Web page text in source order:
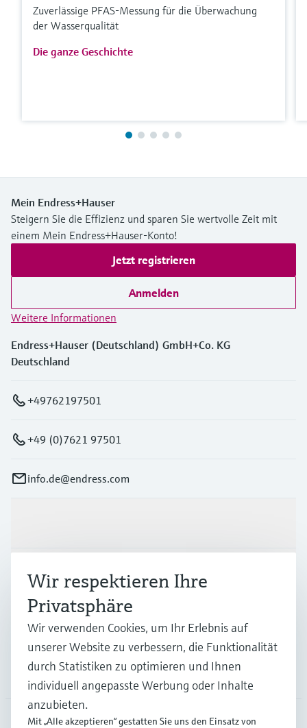
Zuverlässige PFAS-Messung für die Überwachung
der Wasserqualität
Die ganze Geschichte
Mein Endress+Hauser
Steigern Sie die Effizienz und sparen Sie wertvolle Zeit mit
einem Mein Endress+Hauser-Konto!
Jetzt registrieren
Anmelden
Weitere Informationen
Endress+Hauser (Deutschland) GmbH+Co. KG
Deutschland
+49762197501
+49 (0)7621 97501
info.de@endress.com
Branchen
Support
Unternehmen
Wir respektieren Ihre
Privatsphäre
Wir verwenden Cookies, um Ihr Erlebnis auf
unserer Website zu verbessern, die Funktionalität
durch Statistiken zu optimieren und Ihnen
individuell angepasste Werbung oder Inhalte
anzubieten.
Mit „Alle akzeptieren“ gestatten Sie uns den Einsatz von